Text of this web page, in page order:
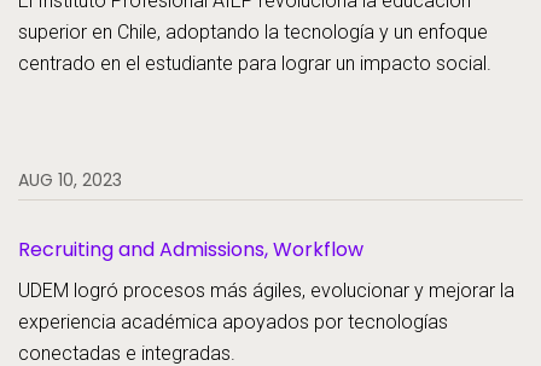
superior en Chile, adoptando la tecnología y un enfoque
centrado en el estudiante para lograr un impacto social.
AUG 10, 2023
Recruiting and Admissions, Workflow
UDEM logró procesos más ágiles, evolucionar y mejorar la
experiencia académica apoyados por tecnologías
conectadas e integradas.